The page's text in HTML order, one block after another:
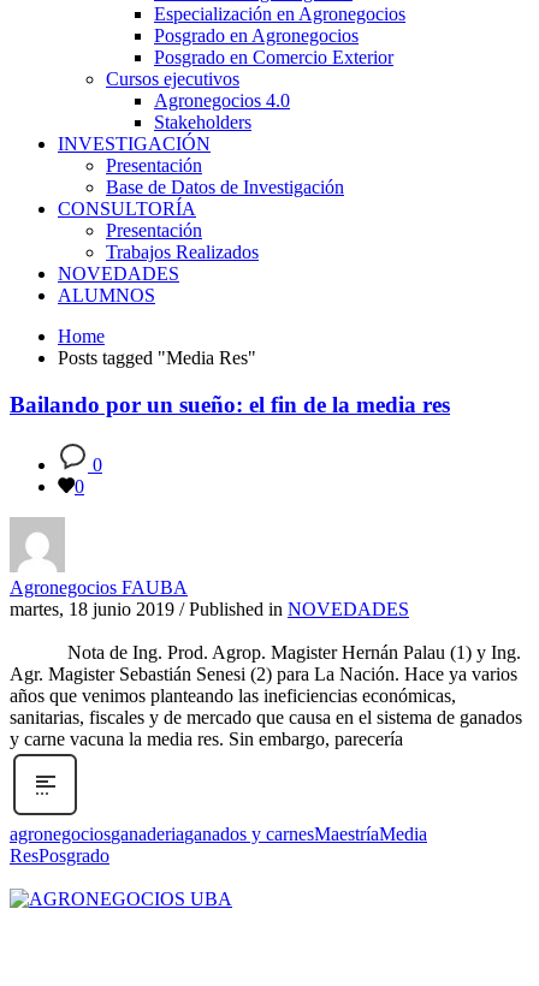
Especialización en Agronegocios
Posgrado en Agronegocios
Posgrado en Comercio Exterior
Cursos ejecutivos
Agronegocios 4.0
Stakeholders
INVESTIGACIÓN
Presentación
Base de Datos de Investigación
CONSULTORÍA
Presentación
Trabajos Realizados
NOVEDADES
ALUMNOS
Home
Posts tagged "Media Res"
Bailando por un sueño: el fin de la media res
0
0
Agronegocios FAUBA
martes, 18 junio 2019 / Published in NOVEDADES
Nota de Ing. Prod. Agrop. Magister Hernán Palau (1) y Ing.
Agr. Magister Sebastián Senesi (2) para La Nación. Hace ya varios
años que venimos planteando las ineficiencias económicas,
sanitarias, fiscales y de mercado que causa en el sistema de ganados
y carne vacuna la media res. Sin embargo, parecería
agronegociosganaderiaganados y carnesMaestríaMedia
ResPosgrado